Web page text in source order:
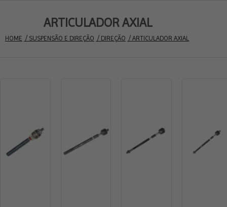
ARTICULADOR AXIAL
HOME / SUSPENSÃO E DIREÇÃO / DIREÇÃO / ARTICULADOR AXIAL